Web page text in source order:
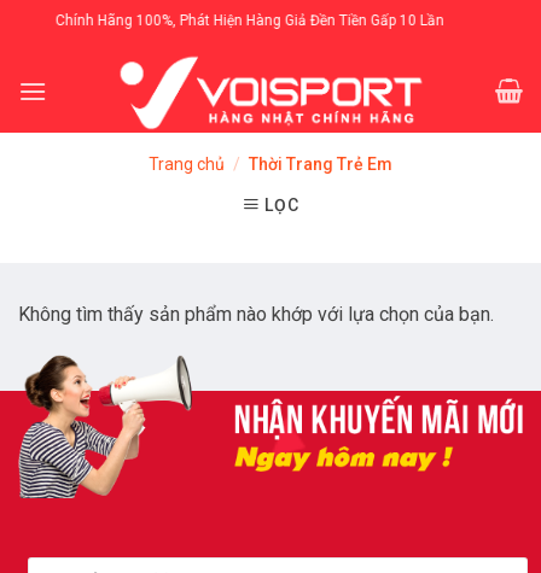
Kết Chính Hãng 100%, Phát Hiện Hàng Giả Đền Tiền Gấp 10 Lần
Trang chủ / Thời Trang Trẻ Em
LỌC
Không tìm thấy sản phẩm nào khớp với lựa chọn của bạn.